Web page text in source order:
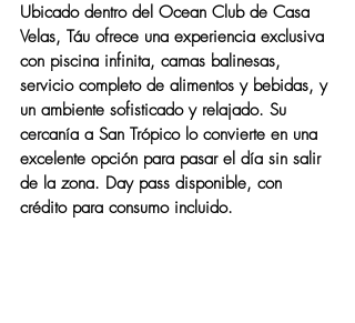
Ubicado dentro del Ocean Club de Casa
Velas, Táu ofrece una experiencia exclusiva
con piscina infinita, camas balinesas,
servicio completo de alimentos y bebidas, y
un ambiente sofisticado y relajado. Su
cercanía a San Trópico lo convierte en una
excelente opción para pasar el día sin salir
de la zona. Day pass disponible, con
crédito para consumo incluido.